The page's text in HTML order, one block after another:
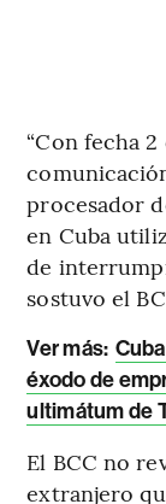
“Con fecha
procesador
en Cuba
de
sostuvo el
Ver más:
éxodo de
ultimátum de
El BCC no
extranjero